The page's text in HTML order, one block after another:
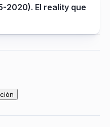
2020). El reality que